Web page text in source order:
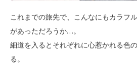
これまでの旅先で、こんなにもカラフ
があっただろうか…。
細道を入るとそれぞれに心惹かれる色
る。